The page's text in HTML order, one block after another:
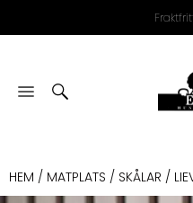
HEM / MATPLATS / SKÅLAR /